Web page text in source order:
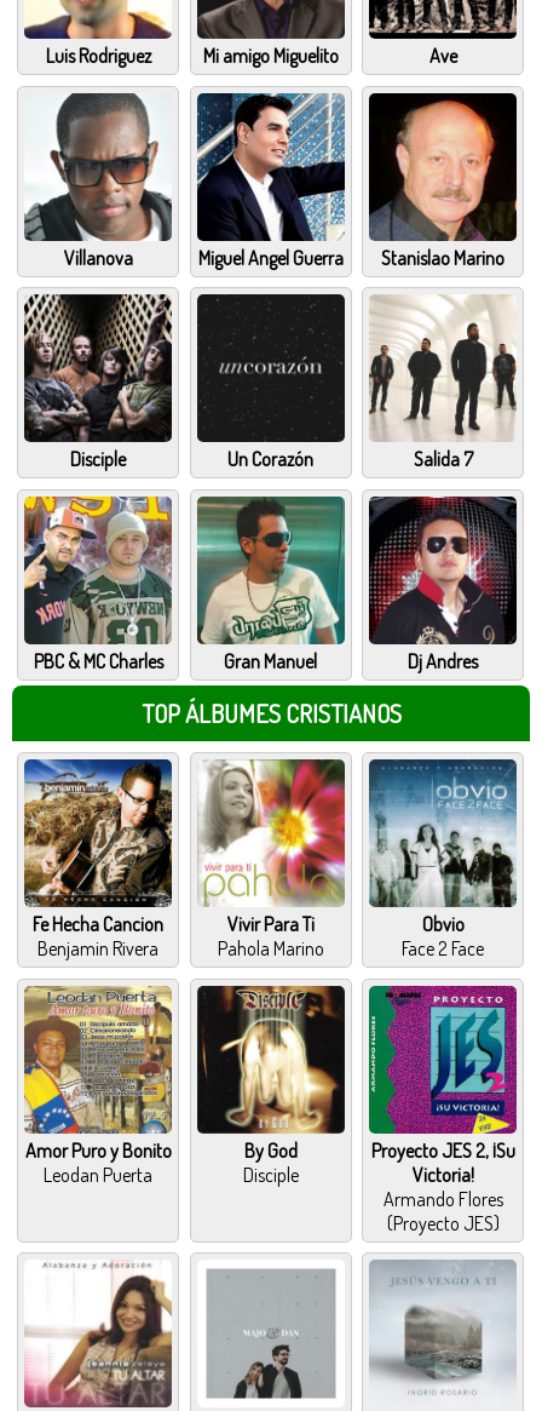
Luis Rodriguez Mi amigo Miguelito Ave
Villanova Miguel Angel Guerra Stanislao Marino
Disciple Un Corazón Salida 7
PBC & MC Charles Gran Manuel Dj Andres
TOP ÁLBUMES CRISTIANOS
Fe Hecha Cancion
Benjamin Rivera
Vivir Para Ti
Pahola Marino
Obvio
Face 2 Face
Amor Puro y Bonito
Leodan Puerta
By God
Disciple
Proyecto JES 2, ¡Su
Victoria!
Armando Flores
(Proyecto JES)